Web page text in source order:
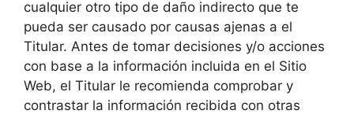
cualquier otro tipo de daño indirecto que te
pueda ser causado por causas ajenas a el
Titular. Antes de tomar decisiones y/o acciones
con base a la información incluida en el Sitio
Web, el Titular le recomienda comprobar y
contrastar la información recibida con otras